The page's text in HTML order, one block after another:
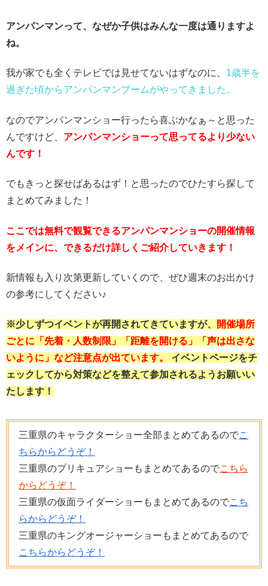
アンパンマンって、なぜか子供はみんな一度は通りますよ
ね。
我が家でも全くテレビでは見せてないはずなのに、 1歳半を
過ぎた頃からアンパンマンブームがやってきました。
なのでアンパンマンショー行ったら喜ぶかなぁ～と思った
んですけど、 アンパンマンショーって思ってるより少ない
んです！
でもきっと探せばあるはず！と思ったのでひたすら探して
まとめてみました！
ここでは無料で観覧できるアンパンマンショーの開催情報
をメインに、できるだけ詳しくご紹介していきます！
新情報も入り次第更新していくので、ぜひ週末のお出かけ
の参考にしてください♪
※少しずつイベントが再開されてきていますが、
開催場所
ごとに「先着・人数制限」「距離を開ける」「声は出さな
いように」など注意点が出ています。 イベントページをチ
ェックしてから対策などを整えて参加されるようお願いい
たします！
三重県のキャラクターショー全部まとめてあるのでこ
ちらからどうぞ！
三重県のプリキュアショーもまとめてあるのでこちら
からどうぞ！
三重県の仮面ライダーショーもまとめてあるのでこち
らからどうぞ！
三重県のキングオージャーショーもまとめてあるので
こちらからどうぞ！